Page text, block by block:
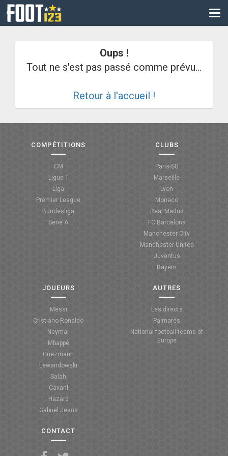
CM
COUPE DE FRANCE
COUPE DE LA LIGUE
Oups !
Tout ne s'est pas passé comme prévu...
Retour à l'accueil !
COMPÉTITIONS
CM
Ligue 1
Liga
Premier League
Bundesliga
Serie A
CLUBS
Paris-SG
Marseille
Lyon
Monaco
Real Madrid
FC Barcelona
Manchester City
Manchester United
Juventus
Bayern
JOUEURS
Messi
Cristiano Ronaldo
Neymar
Mbappé
Griezmann
Lewandowski
Salah
Cavani
Hazard
Gabriel Jesus
AUTRES
Les directs
Palmarès
National football teams of
Europe
CONTACT